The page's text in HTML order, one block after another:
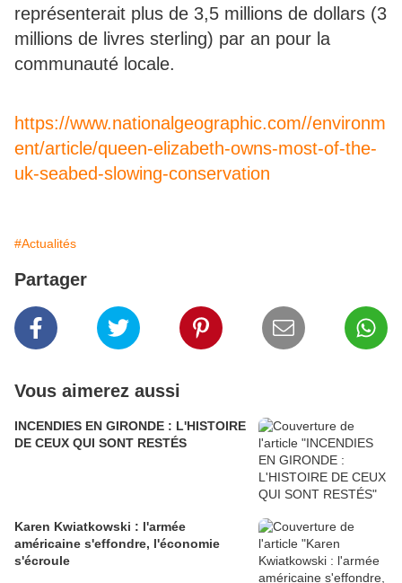
représenterait plus de 3,5 millions de dollars (3
millions de livres sterling) par an pour la
communauté locale.
https://www.nationalgeographic.com//environm
ent/article/queen-elizabeth-owns-most-of-the-
uk-seabed-slowing-conservation
#Actualités
Partager
Vous aimerez aussi
INCENDIES EN GIRONDE : L'HISTOIRE
DE CEUX QUI SONT RESTÉS
Karen Kwiatkowski : l'armée
américaine s'effondre, l'économie
s'écroule